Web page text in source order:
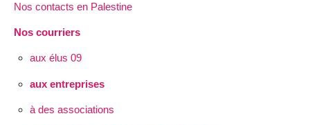
Nos contacts en Palestine
Nos courriers
aux élus 09
aux entreprises
à des associations